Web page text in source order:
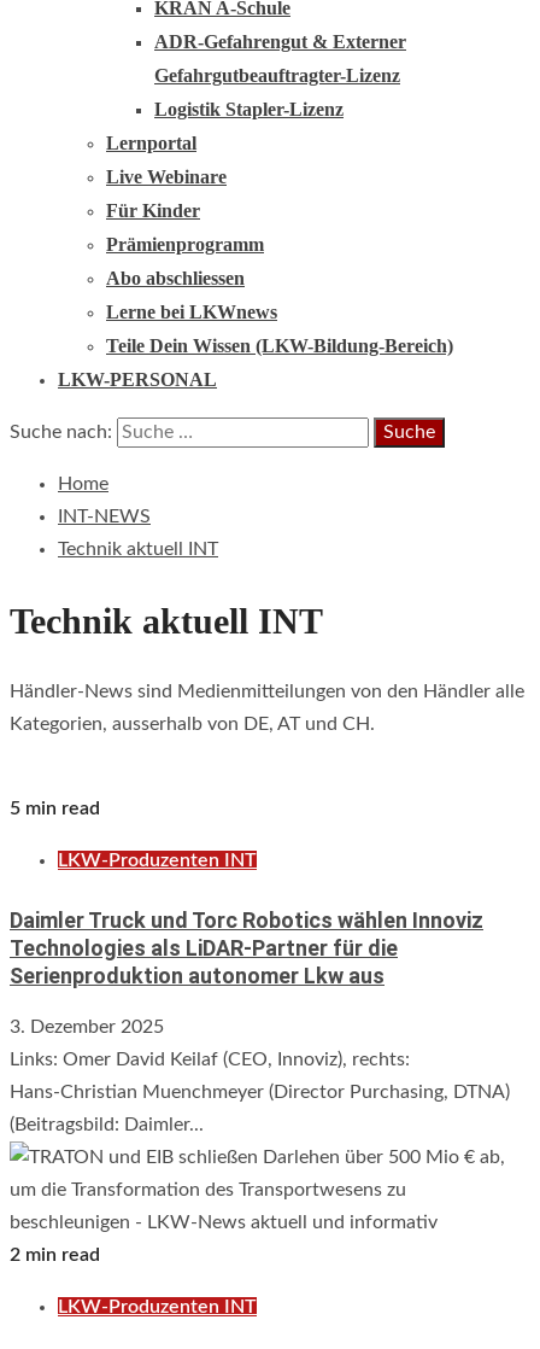
KRAN A-Schule
ADR-Gefahrengut & Externer
Gefahrgutbeauftragter-Lizenz
Logistik Stapler-Lizenz
Lernportal
Live Webinare
Für Kinder
Prämienprogramm
Abo abschliessen
Lerne bei LKWnews
Teile Dein Wissen (LKW-Bildung-Bereich)
LKW-PERSONAL
Suche nach:
Home
INT-NEWS
Technik aktuell INT
Technik aktuell INT
Händler-News sind Medienmitteilungen von den Händler alle
Kategorien, ausserhalb von DE, AT und CH.
5 min read
LKW-Produzenten INT
Daimler Truck und Torc Robotics wählen Innoviz
Technologies als LiDAR-Partner für die
Serienproduktion autonomer Lkw aus
3. Dezember 2025
Links: Omer David Keilaf (CEO, Innoviz), rechts:
Hans‑Christian Muenchmeyer (Director Purchasing, DTNA)
(Beitragsbild: Daimler...
2 min read
LKW-Produzenten INT